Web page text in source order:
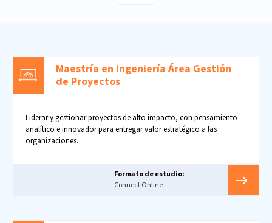
Maestría en Ingeniería Área Gestión
de Proyectos
Liderar y gestionar proyectos de alto impacto, con pensamiento
analítico e innovador para entregar valor estratégico a las
organizaciones.
Formato de estudio:
Connect Online